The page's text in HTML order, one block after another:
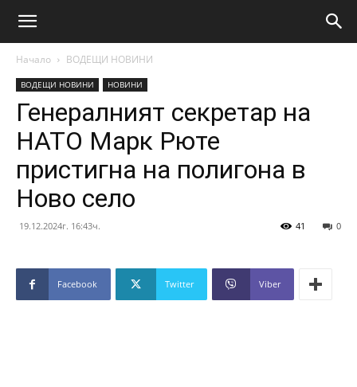
Начало ВОДЕЩИ НОВИНИ
ВОДЕЩИ НОВИНИ НОВИНИ
Генералният секретар на
НАТО Марк Рюте
пристигна на полигона в
Ново село
19.12.2024г. 16:43ч. 0
41
Facebook Twitter Viber